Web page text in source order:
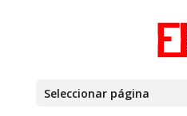
Seleccionar página